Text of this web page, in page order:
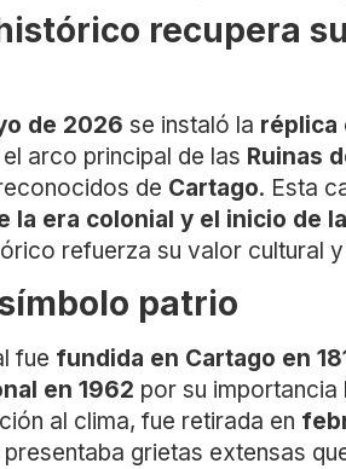
recupera
de 2026 se instaló la réplica
el arco principal de las Ruinas
de Cartago. Esta
la era colonial y el inicio de
refuerza su valor cultural
patrio
fue fundida en Cartago en
en 1962 por su
al clima, fue retirada en
grietas extensas